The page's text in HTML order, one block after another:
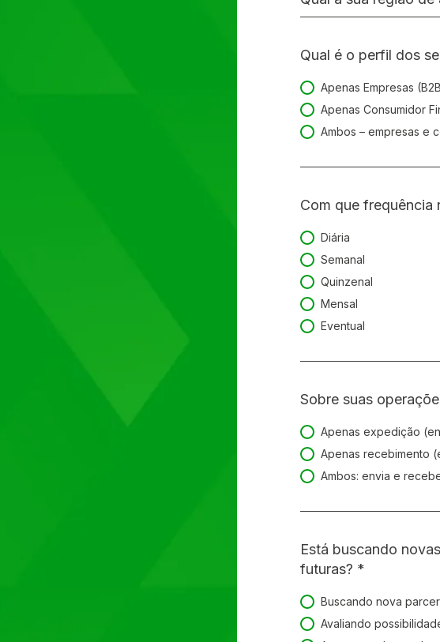
Qual é o perfil dos
Qual é o perfil dos
Apenas Empresas
Apenas Consumidor
Ambos – empresas e
Com que frequência
Com que frequência
Diária
Semanal
Quinzenal
Mensal
Eventual
Sobre suas
Sobre suas
Apenas expedição
Apenas recebimento
Ambos: envia e
Está buscando
futuras? *
Está buscando
Buscando nova
Avaliando